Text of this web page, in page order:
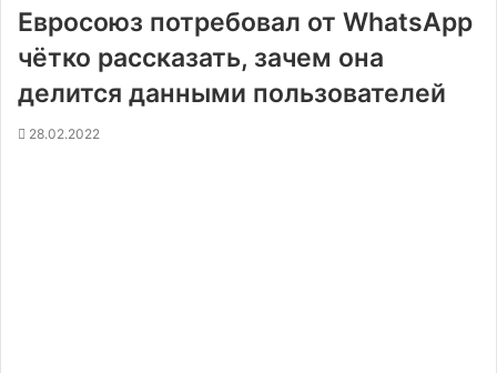
Евросоюз потребовал от WhatsApp
чётко рассказать, зачем она
делится данными пользователей
28.02.2022